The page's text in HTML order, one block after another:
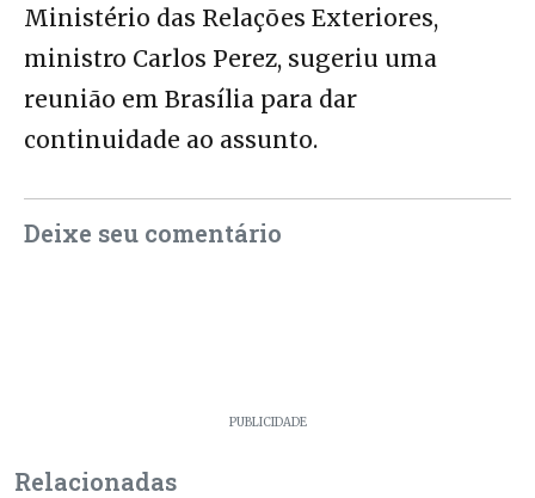
Ministério das Relações Exteriores,
ministro Carlos Perez, sugeriu uma
reunião em Brasília para dar
continuidade ao assunto.
Deixe seu comentário
PUBLICIDADE
Relacionadas